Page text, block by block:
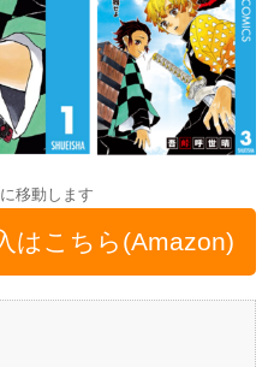
移動します
はこちら(Amazon)